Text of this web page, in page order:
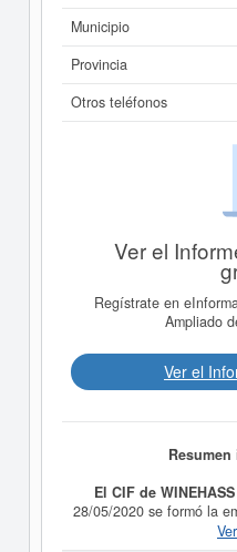
Municipio
Provincia
Otros teléfonos
Ver el
Regístrate en
Ampliado
Ver el
El CIF de
28/05/2020 se formó la
finalidad de La